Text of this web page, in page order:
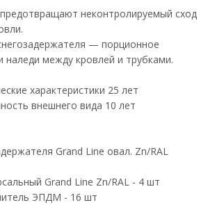
неконтролируемый сход
— порционное
наледи между кровлей и трубками.
характеристики 25 лет
внешнего вида 10 лет
Grand Line овал. Zn/RAL
Grand Line Zn/RAL - 4 шт
ЭПДМ - 16 шт